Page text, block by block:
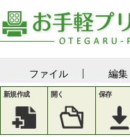
ファイル 編集
新規作成 開く 保存